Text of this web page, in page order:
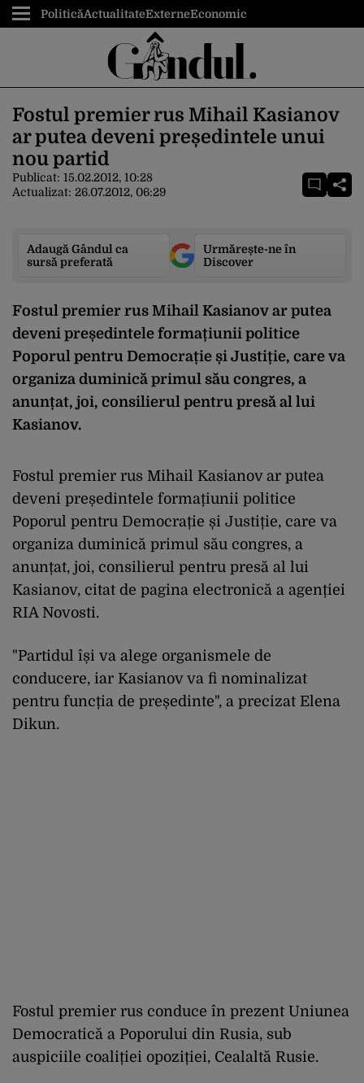
PoliticăActualitateExterneEconomic
Fostul premier rus Mihail Kasianov
ar putea deveni președintele unui
nou partid
Publicat: 15.02.2012, 10:28
Actualizat: 26.07.2012, 06:29
Adaugă Gândul ca
sursă preferată
Urmărește-ne în
Discover
Fostul premier rus Mihail Kasianov ar putea
deveni președintele formațiunii politice
Poporul pentru Democrație și Justiție, care va
organiza duminică primul său congres, a
anunțat, joi, consilierul pentru presă al lui
Kasianov.
Fostul premier rus Mihail Kasianov ar putea
deveni președintele formațiunii politice
Poporul pentru Democrație și Justiție, care va
organiza duminică primul său congres, a
anunțat, joi, consilierul pentru presă al lui
Kasianov, citat de pagina electronică a agenției
RIA Novosti.
"Partidul își va alege organismele de
conducere, iar Kasianov va fi nominalizat
pentru funcția de președinte", a precizat Elena
Dikun.
Fostul premier rus conduce în prezent Uniunea
Democratică a Poporului din Rusia, sub
auspiciile coaliției opoziției, Cealaltă Rusie.